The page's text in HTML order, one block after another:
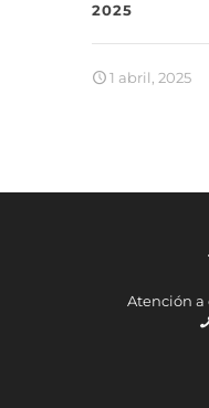
2025
1 abril, 2025
Atención a